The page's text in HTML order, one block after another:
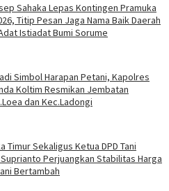
Sahaka Lepas Kontingen Pramuka
Titip Pesan Jaga Nama Baik Daerah
Istiadat Bumi Sorume
Simbol Harapan Petani, Kapolres
Koltim Resmikan Jembatan
dan Kec.Ladongi
Timur Sekaligus Ketua DPD Tani
Perjuangkan Stabilitas Harga
Bertambah